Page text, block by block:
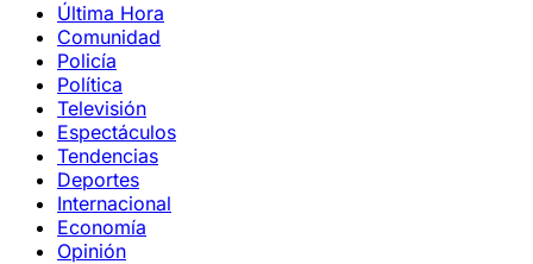
Última Hora
Comunidad
Policía
Política
Televisión
Espectáculos
Tendencias
Deportes
Internacional
Economía
Opinión